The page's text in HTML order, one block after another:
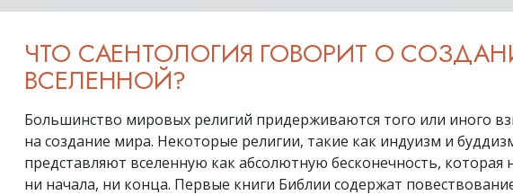
Что саентологи говорят о
Внутри церкви
Основные принципы Саентологии
Криминон
Правда о
ЧТО САЕНТОЛОГИЯ ГОВОРИТ О
ВСЕЛЕННОЙ?
Большинство мировых религий придерживаются того или иного
на создание мира. Некоторые религии, такие как индуизм и
представляют вселенную как абсолютную бесконечность, которая
ни начала, ни конца. Первые книги Библии содержат